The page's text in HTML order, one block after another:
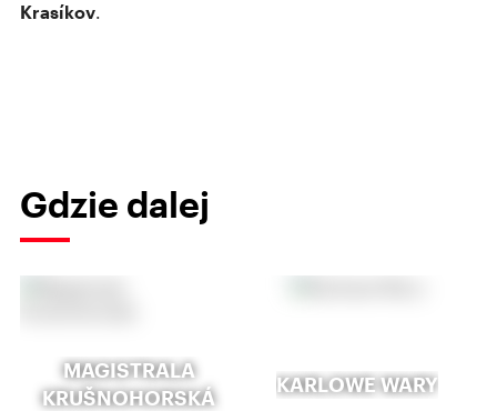
Krasíkov.
Gdzie dalej
MAGISTRALA
KRUŠNOHORSKÁ
KARLOWE WARY